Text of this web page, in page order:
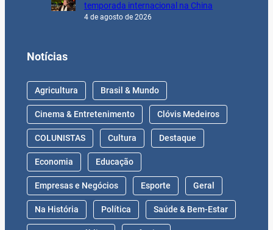
temporada internacional na China
4 de agosto de 2026
Notícias
Agricultura Brasil & Mundo
Cinema & Entretenimento Clóvis Medeiros
COLUNISTAS Cultura Destaque
Economia Educação
Empresas e Negócios Esporte Geral
Na História Política Saúde & Bem-Estar